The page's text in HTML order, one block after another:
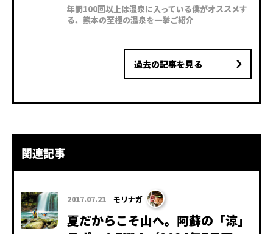
年間100回以上は温泉に入っている僕がオススメす
る、熊本の至極の温泉を一挙ご紹介
過去の記事を見る
関連記事
2017.07.21 モリナガ
夏だからこそ山へ。阿蘇の「涼」